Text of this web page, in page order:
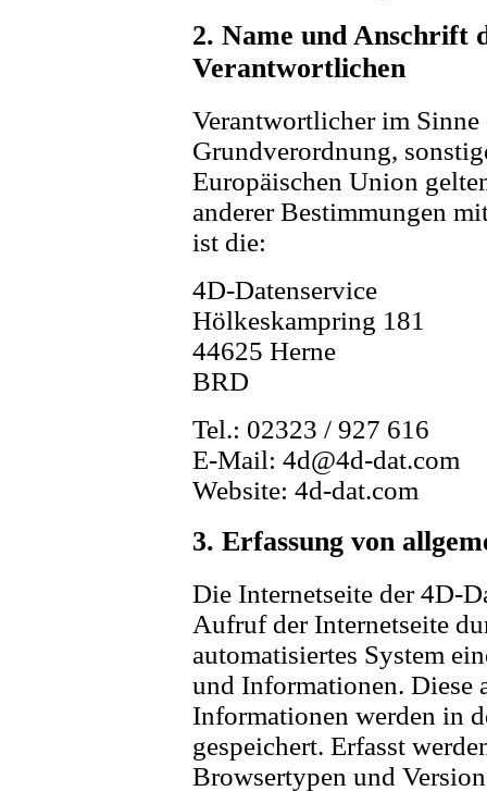
2. Name und Anschrift
Verantwortlichen
Verantwortlicher im Sinne
Grundverordnung,
Europäischen Union
anderer Bestimmungen
ist die:
4D-Datenservice
Hölkeskampring 181
44625 Herne
BRD
Tel.: 02323 / 927 616
E-Mail: 4d@4d-dat.com
Website: 4d-dat.com
3. Erfassung von
Die Internetseite der 4D-
Aufruf der Internetseite
automatisiertes System
und Informationen. Diese
Informationen werden in
gespeichert. Erfasst
Browsertypen und